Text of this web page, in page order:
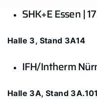
SHK+E Essen |
Halle 3, Stand 3A14
IFH/Intherm
Halle 3A, Stand 3A.101
Karriere
Privatkunden-